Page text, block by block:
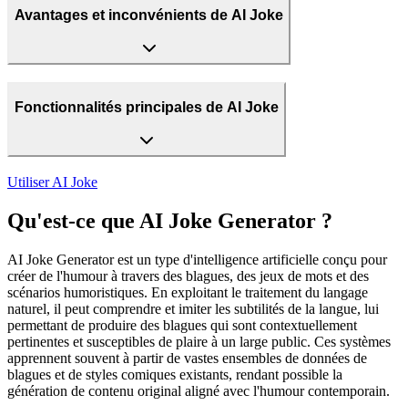
Avantages et inconvénients de AI Joke
Fonctionnalités principales de AI Joke
Utiliser AI Joke
Qu'est-ce que AI Joke Generator ?
AI Joke Generator est un type d'intelligence artificielle conçu pour
créer de l'humour à travers des blagues, des jeux de mots et des
scénarios humoristiques. En exploitant le traitement du langage
naturel, il peut comprendre et imiter les subtilités de la langue, lui
permettant de produire des blagues qui sont contextuellement
pertinentes et susceptibles de plaire à un large public. Ces systèmes
apprennent souvent à partir de vastes ensembles de données de
blagues et de styles comiques existants, rendant possible la
génération de contenu original aligné avec l'humour contemporain.